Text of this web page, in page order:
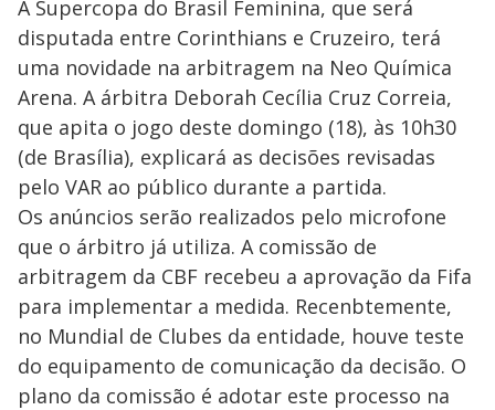
A Supercopa do Brasil Feminina, que será
disputada entre Corinthians e Cruzeiro, terá
uma novidade na arbitragem na Neo Química
Arena. A árbitra Deborah Cecília Cruz Correia,
que apita o jogo deste domingo (18), às 10h30
(de Brasília), explicará as decisões revisadas
pelo VAR ao público durante a partida.
Os anúncios serão realizados pelo microfone
que o árbitro já utiliza. A comissão de
arbitragem da CBF recebeu a aprovação da Fifa
para implementar a medida. Recenbtemente,
no Mundial de Clubes da entidade, houve teste
do equipamento de comunicação da decisão. O
plano da comissão é adotar este processo na